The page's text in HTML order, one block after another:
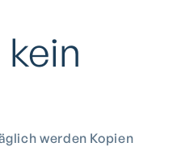
werden Kopien